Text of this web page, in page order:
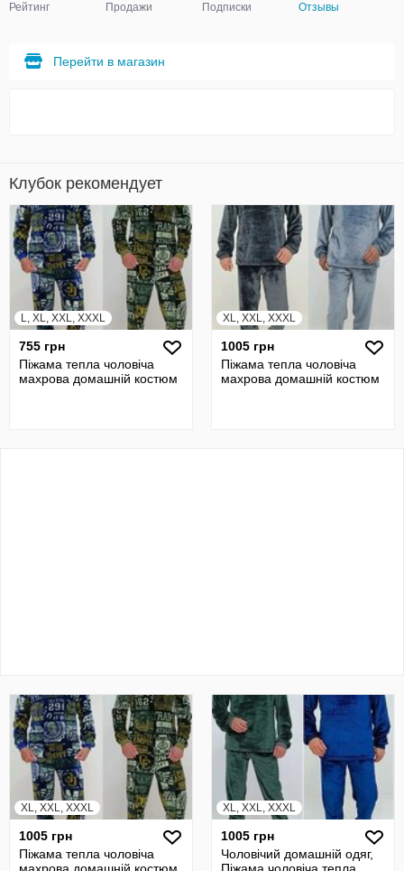
Рейтинг Продажи Подписки Отзывы
Перейти в магазин
Клубок рекомендует
L, XL, XXL, XXXL
755 грн
Піжама тепла чоловіча
махрова домашній костюм
XL, XXL, XXXL
1005 грн
Піжама тепла чоловіча
махрова домашній костюм
XL, XXL, XXXL
1005 грн
Піжама тепла чоловіча
XL, XXL, XXXL
1005 грн
Чоловічий домашній одяг,